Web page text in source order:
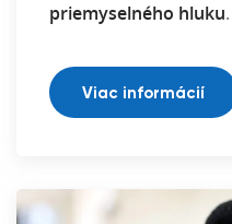
priemyselného hluku.
Viac informácií